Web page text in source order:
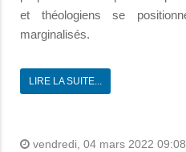
et théologiens se
marginalisés.
LIRE LA SUITE...
vendredi, 04 mars 2022 09:08